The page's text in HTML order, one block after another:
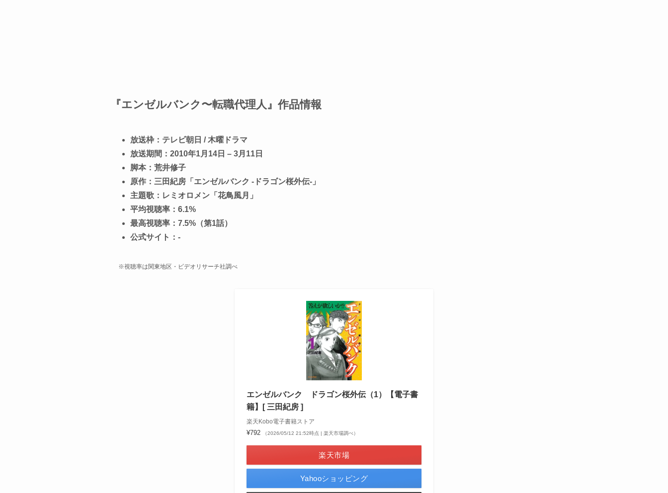
『エンゼルバンク〜転職代理人』作品情報
放送枠：テレビ朝日 / 木曜ドラマ
放送期間：2010年1月14日 – 3月11日
脚本：荒井修子
原作：三田紀房「エンゼルバンク -ドラゴン桜外伝-」
主題歌：レミオロメン「花鳥風月」
平均視聴率：6.1%
最高視聴率：7.5%（第1話）
公式サイト：-
※視聴率は関東地区・ビデオリサーチ社調べ
エンゼルバンク ドラゴン桜外伝（1）【電子書
籍】[ 三田紀房 ]
楽天Kobo電子書籍ストア
¥792 （2026/05/12 21:52時点 | 楽天市場調べ）
楽天市場
Yahooショッピング